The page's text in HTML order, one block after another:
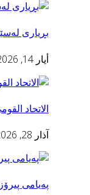
بڕیاری
أيار 14, 2026
الاتحاد
آذار 28, 2026
پەیامی